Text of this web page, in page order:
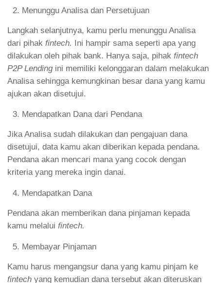
Menunggu Analisa dan Persetujuan
Langkah selanjutnya, kamu perlu menunggu Analisa
dari pihak fintech. Ini hampir sama seperti apa yang
dilakukan oleh pihak bank. Hanya saja, pihak fintech
P2P Lending ini memiliki kelonggaran dalam melakukan
Analisa sehingga kemungkinan besar dana yang kamu
ajukan akan disetujui.
Mendapatkan Dana dari Pendana
Jika Analisa sudah dilakukan dan pengajuan dana
disetujui, data kamu akan diberikan kepada pendana.
Pendana akan mencari mana yang cocok dengan
kriteria yang mereka ingin danai.
Mendapatkan Dana
Pendana akan memberikan dana pinjaman kepada
kamu melalui fintech.
Membayar Pinjaman
Kamu harus mengangsur dana yang kamu pinjam ke
fintech yang kemudian dana tersebut akan diteruskan